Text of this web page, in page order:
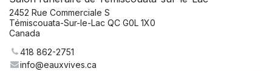
2452 Rue Commerciale S
Témiscouata-Sur-le-Lac QC G0L 1X0
Canada
418 862-2751
info@eauxvives.ca